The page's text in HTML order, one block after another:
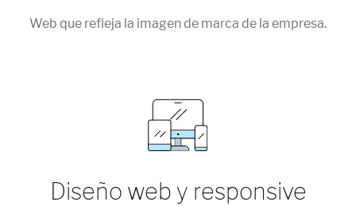
Web que refleja la imagen de marca de la empresa.
Diseño web y responsive